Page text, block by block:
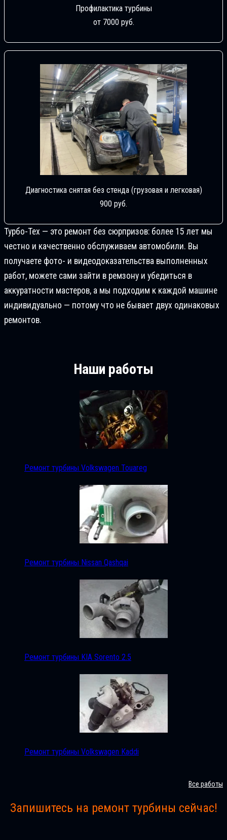
Профилактика турбины
от 7000 руб.
Диагностика снятая без стенда (грузовая и легковая)
900 руб.
Турбо-Тех — это ремонт без сюрпризов: более 15 лет мы
честно и качественно обслуживаем автомобили. Вы
получаете фото- и видеодоказательства выполненных
работ, можете сами зайти в ремзону и убедиться в
аккуратности мастеров, а мы подходим к каждой машине
индивидуально — потому что не бывает двух одинаковых
ремонтов.
Наши работы
Ремонт турбины Volkswagen Touareg
Ремонт турбины Nissan Qashqai
Ремонт турбины KIA Sorento 2.5
Ремонт турбины Volkswagen Kaddi
Все работы
Запишитесь на ремонт турбины сейчас!